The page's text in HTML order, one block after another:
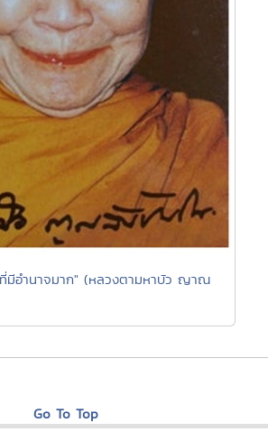
มีอำนาจมาก" (หลวงตามหาบัว ญาณ
Go To Top